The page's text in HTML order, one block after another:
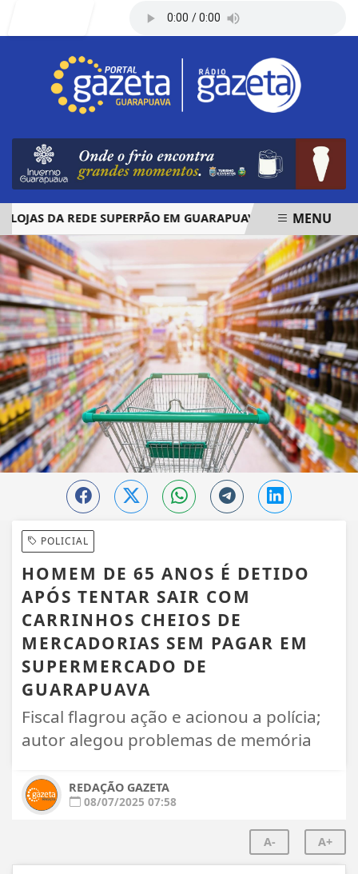
DA REDE SUPERPÃO EM GUARAPUAVA E PALMAS
EM ALTA
MENU
POLICIAL
HOMEM DE 65 ANOS É DETIDO
APÓS TENTAR SAIR COM
CARRINHOS CHEIOS DE
MERCADORIAS SEM PAGAR EM
SUPERMERCADO DE
GUARAPUAVA
Fiscal flagrou ação e acionou a polícia;
autor alegou problemas de memória
REDAÇÃO GAZETA
08/07/2025 07:58
A- A+